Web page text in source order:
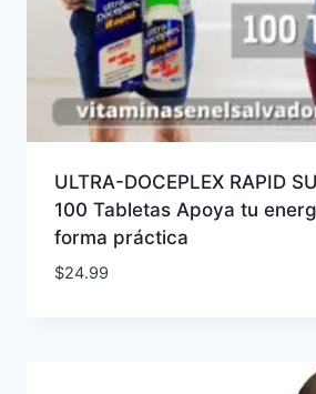
ULTRA-DOCEPLEX RAPID
100 Tabletas Apoya tu
forma práctica
$24.99